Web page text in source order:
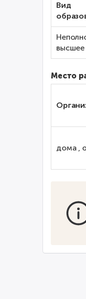
Вид
высшее
Место
дома ,